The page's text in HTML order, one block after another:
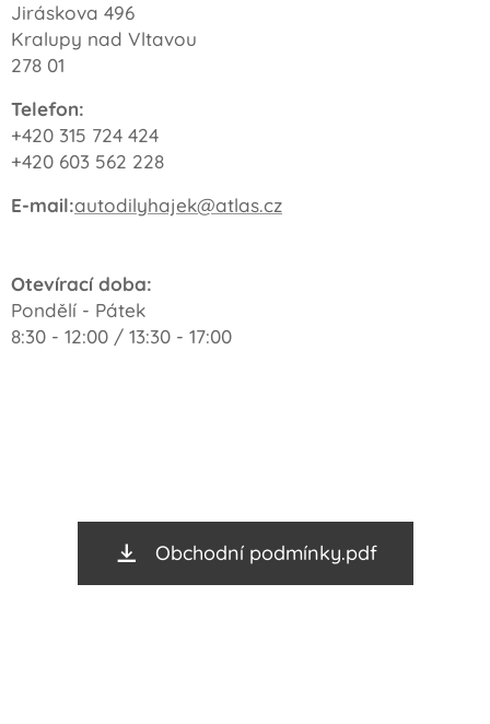
Jiráskova 496
Kralupy nad Vltavou
278 01
Telefon:
+420 315 724 424
+420 603 562 228
E-mail:autodilyhajek@atlas.cz
Otevírací doba:
Pondělí - Pátek
8:30 - 12:00 / 13:30 - 17:00
Obchodní podmínky.pdf